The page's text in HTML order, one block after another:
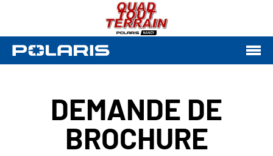
DEMANDE DE
BROCHURE